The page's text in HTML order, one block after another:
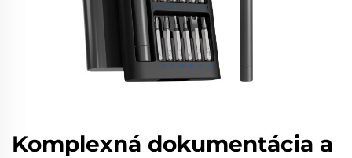
Komplexná dokumentácia a